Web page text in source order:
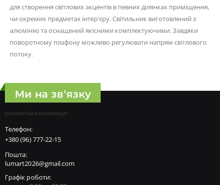
для створення світлових акцентів в певних ділянках приміщення,
чи окремих предметах інтер'єру. Світильник виготовлений з
алюмінію та оснащений якісними комплектуючими. Завдяки
поворотному плафону можливо регулювати напрям світлового
потоку.
Ми на зв'язку
КОНТАКТНА ІНФОРМАЦІЯ
Телефон:
+380 (96) 777-22-15
Пошта:
lumart2026@gmail.com
Графік роботи: